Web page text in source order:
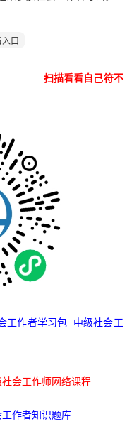
口
扫描看看自己符不
工作者学习包 中级社会工
社会工作师网络课程
工作者知识题库